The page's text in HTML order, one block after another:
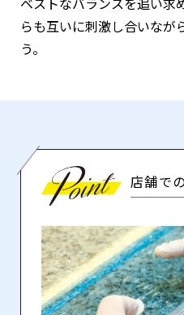
らも互いに刺激し合いなが
う。
店舗で